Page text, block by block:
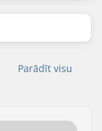
Parādīt visu